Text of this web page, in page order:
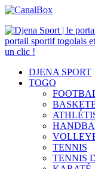
portail sportif togolais
un clic !
DJENA SPORT
TOGO
TENNIS
TENNIS